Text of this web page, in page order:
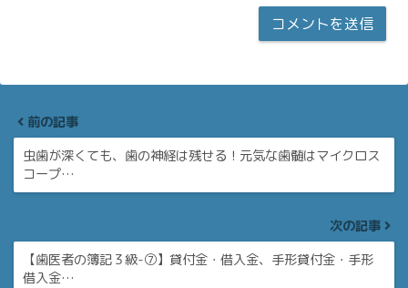
前の記事
虫歯が深くても、歯の神経は残せる！元気な歯髄はマイクロス
コープ…
次の記事
【歯医者の簿記３級-⑦】貸付金・借入金、手形貸付金・手形
借入金…